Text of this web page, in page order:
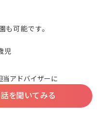
も可能です。
児
当アドバイザーに
を聞いてみる